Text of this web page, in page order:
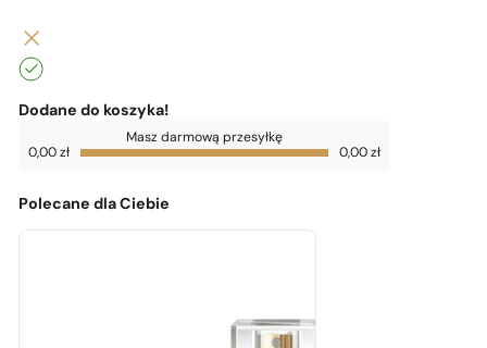
Dodane do koszyka!
Do
darmowej
0,00 zł
Masz darmową przesyłkę
0,00zł 0,00 zł
Polecane dla Ciebie